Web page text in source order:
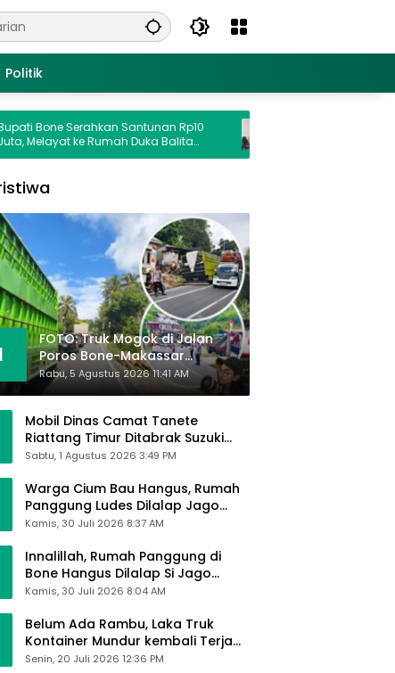
Politik
Serahkan Santunan Rp10
ke Rumah Duka Balita
Oknum Polisi
Dikemudikan Oknum Perwira
di Lokasi Gerak Jalan
FOTO: Truk Mogok di Jalan
Poros Bone-Makassar
Sebabkan Macet, Polisi Turun
Tangan
Rabu, 5 Agustus 2026 11:41 AM
Mobil Dinas Camat Tanete
Riattang Timur Ditabrak Suzuki
Ertiga, Camat Andi Habibie:
Sabtu, 1 Agustus 2026 3:49 PM
Warga Cium Bau Hangus, Rumah
Panggung Ludes Dilalap Jago
Merah
Kamis, 30 Juli 2026 8:37 AM
Innalillah, Rumah Panggung di
Bone Hangus Dilalap Si Jago
Merah
Kamis, 30 Juli 2026 8:04 AM
Belum Ada Rambu, Laka Truk
Kontainer Mundur kembali Terjadi
di Bypass Sumpallabbu
Senin, 20 Juli 2026 12:36 PM